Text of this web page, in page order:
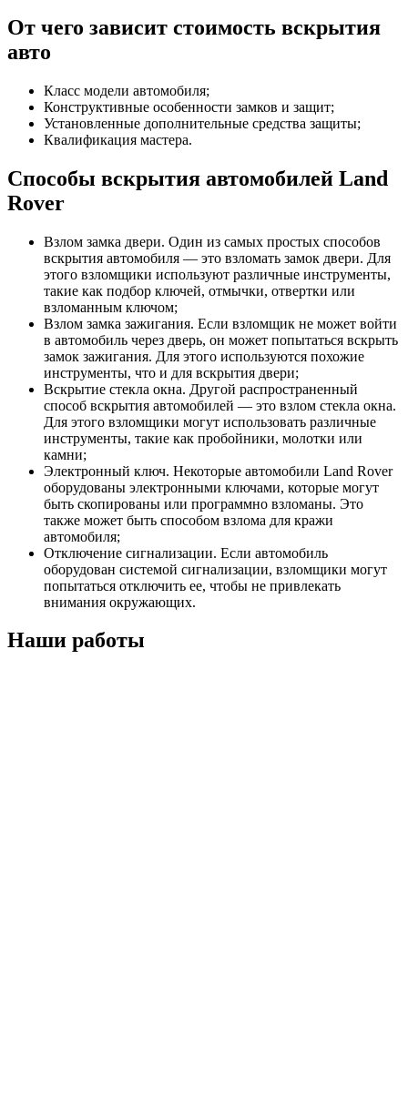
От чего зависит стоимость вскрытия
авто
Класс модели автомобиля;
Конструктивные особенности замков и защит;
Установленные дополнительные средства защиты;
Квалификация мастера.
Способы вскрытия автомобилей Land
Rover
Взлом замка двери. Один из самых простых способов
вскрытия автомобиля — это взломать замок двери. Для
этого взломщики используют различные инструменты,
такие как подбор ключей, отмычки, отвертки или
взломанным ключом;
Взлом замка зажигания. Если взломщик не может войти
в автомобиль через дверь, он может попытаться вскрыть
замок зажигания. Для этого используются похожие
инструменты, что и для вскрытия двери;
Вскрытие стекла окна. Другой распространенный
способ вскрытия автомобилей — это взлом стекла окна.
Для этого взломщики могут использовать различные
инструменты, такие как пробойники, молотки или
камни;
Электронный ключ. Некоторые автомобили Land Rover
оборудованы электронными ключами, которые могут
быть скопированы или программно взломаны. Это
также может быть способом взлома для кражи
автомобиля;
Отключение сигнализации. Если автомобиль
оборудован системой сигнализации, взломщики могут
попытаться отключить ее, чтобы не привлекать
внимания окружающих.
Наши работы